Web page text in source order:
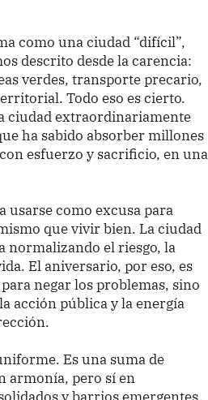
como una ciudad “difícil”,
descrito desde la carencia:
verdes, transporte precario,
Todo eso es cierto.
ciudad extraordinariamente
ha sabido absorber millones
esfuerzo y sacrificio, en una
usarse como excusa para
que vivir bien. La ciudad
normalizando el riesgo, la
El aniversario, por eso, es
negar los problemas, sino
acción pública y la energía
Es una suma de
armonía, pero sí en
y barrios emergentes,